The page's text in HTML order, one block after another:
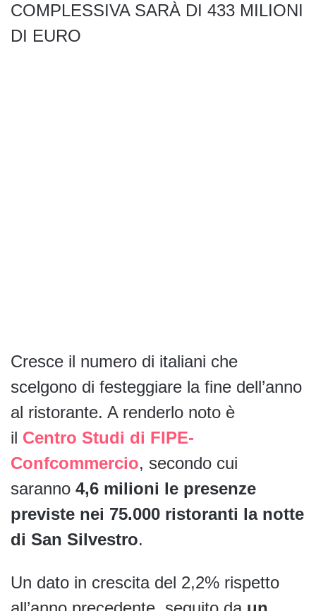
COMPLESSIVA SARÀ DI 433 MILIONI
DI EURO
Cresce il numero di italiani che
scelgono di festeggiare la fine dell’anno
al ristorante. A renderlo noto è
il Centro Studi di FIPE-
Confcommercio, secondo cui
saranno 4,6 milioni le presenze
previste nei 75.000 ristoranti la notte
di San Silvestro.
Un dato in crescita del 2,2% rispetto